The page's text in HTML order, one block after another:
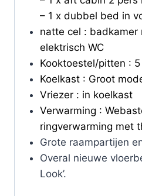
– 1 x dubbel bed in
natte cel : badkamer
elektrisch WC
Kooktoestel/pitten :
Koelkast : Groot
Vriezer : in koelkast
Verwarming :
ringverwarming met
Grote raampartijen
Overal nieuwe
Look’.